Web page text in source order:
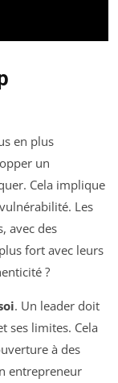
en plus
un
Cela implique
Les
avec des
fort avec leurs
?
. Un leader doit
ses limites. Cela
à des
entrepreneur